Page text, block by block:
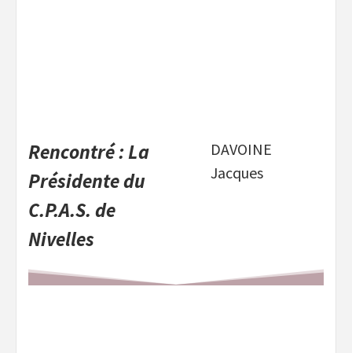
Rencontré : La
Présidente du
C.P.A.S. de
Nivelles
DAVOINE
Jacques